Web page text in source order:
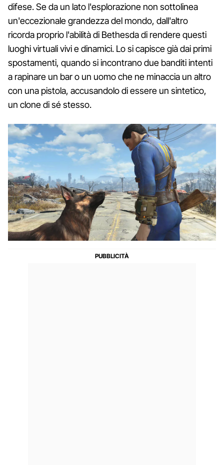
difese. Se da un lato l'esplorazione non sottolinea
un'eccezionale grandezza del mondo, dall'altro
ricorda proprio l'abilità di Bethesda di rendere questi
luoghi virtuali vivi e dinamici. Lo si capisce già dai primi
spostamenti, quando si incontrano due banditi intenti
a rapinare un bar o un uomo che ne minaccia un altro
con una pistola, accusandolo di essere un sintetico,
un clone di sé stesso.